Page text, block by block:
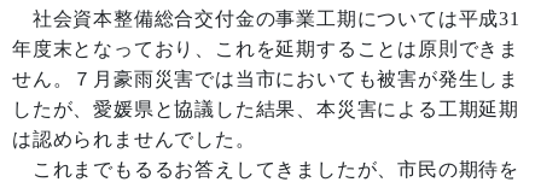
社会資本整備総合交付金の事業工期については平成31
年度末となっており、これを延期することは原則できま
せん。７月豪雨災害では当市においても被害が発生しま
したが、愛媛県と協議した結果、本災害による工期延期
は認められませんでした。
これまでもるるお答えしてきましたが、市民の期待を